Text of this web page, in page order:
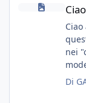
Ciao
nei
Di